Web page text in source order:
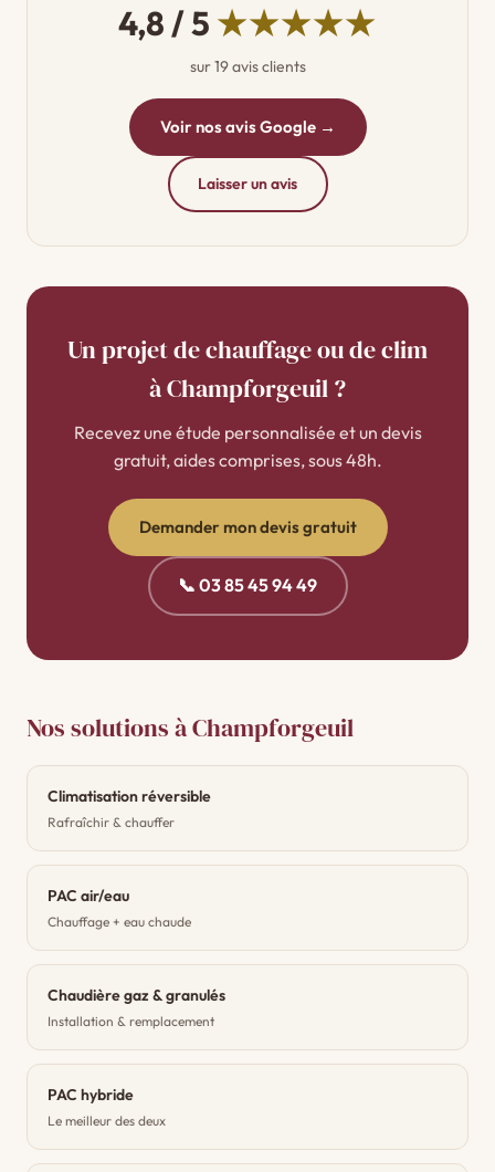
4,8 / 5 ★★★★★
sur 19 avis clients
Voir nos avis Google →
Laisser un avis
Un projet de chauffage ou de clim
à Champforgeuil ?
Recevez une étude personnalisée et un devis
gratuit, aides comprises, sous 48h.
Demander mon devis gratuit
📞 03 85 45 94 49
Nos solutions à Champforgeuil
Climatisation réversible
Rafraîchir & chauffer
PAC air/eau
Chauffage + eau chaude
Chaudière gaz & granulés
Installation & remplacement
PAC hybride
Le meilleur des deux